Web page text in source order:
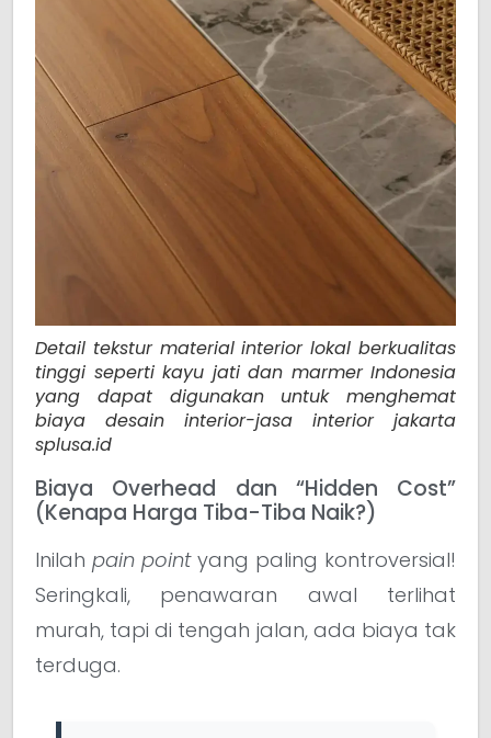
Detail tekstur material interior lokal berkualitas
tinggi seperti kayu jati dan marmer Indonesia
yang dapat digunakan untuk menghemat
biaya desain interior-jasa interior jakarta
splusa.id
Biaya Overhead dan “Hidden Cost”
(Kenapa Harga Tiba-Tiba Naik?)
Inilah pain pointyang paling kontroversial!
Seringkali, penawaran awal terlihat
murah, tapi di tengah jalan, ada biaya tak
terduga.